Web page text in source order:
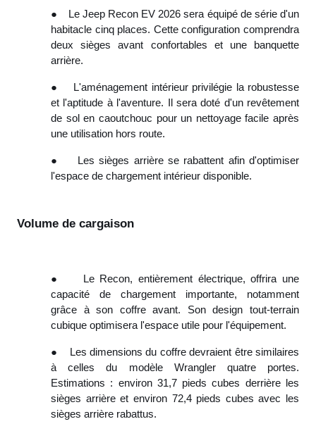
●
Le Jeep Recon EV 2026 sera équipé de série d'un
habitacle cinq places. Cette configuration comprendra
deux sièges avant confortables et une banquette
arrière.
●
L'aménagement intérieur privilégie la robustesse
et l'aptitude à l'aventure. Il sera doté d'un revêtement
de sol en caoutchouc pour un nettoyage facile après
une utilisation hors route.
●
Les sièges arrière se rabattent afin d'optimiser
l'espace de chargement intérieur disponible.
Volume de cargaison
●
Le Recon, entièrement électrique, offrira une
capacité de chargement importante, notamment
grâce à son coffre avant. Son design tout-terrain
cubique optimisera l'espace utile pour l'équipement.
●
Les dimensions du coffre devraient être similaires
à celles du modèle Wrangler quatre portes.
Estimations : environ 31,7 pieds cubes derrière les
sièges arrière et environ 72,4 pieds cubes avec les
sièges arrière rabattus.